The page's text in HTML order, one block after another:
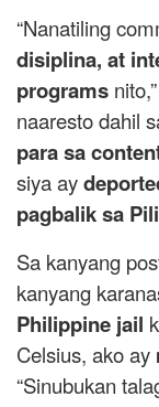
“Nanatiling
disiplina, at
programs
naaresto dahil
para sa
siya ay
pagbalik sa
Sa kanyang
kanyang
Philippine jail
Celsius, ako ay
“Sinubukan